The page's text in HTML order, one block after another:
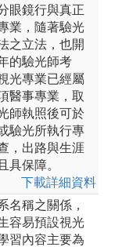
眼鏡行與真正
業，隨著驗光
之立法，也開
的驗光師考
光專業已經屬
醫事專業，取
師執照後可於
驗光所執行專
，出路與生涯
具保障。
下載詳細資料
名稱之關係，
容易預設視光
習內容主要為